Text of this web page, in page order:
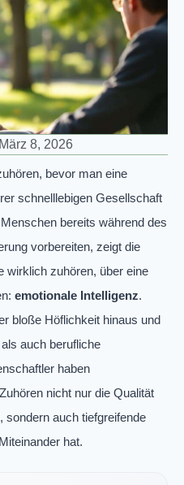
März 8, 2026
bevor man eine
schnelllebigen Gesellschaft
bereits während des
vorbereiten, zeigt die
wirklich zuhören, über eine
emotionale Intelligenz.
bloße Höflichkeit hinaus und
auch berufliche
haben
nicht nur die Qualität
auch tiefgreifende
hat.